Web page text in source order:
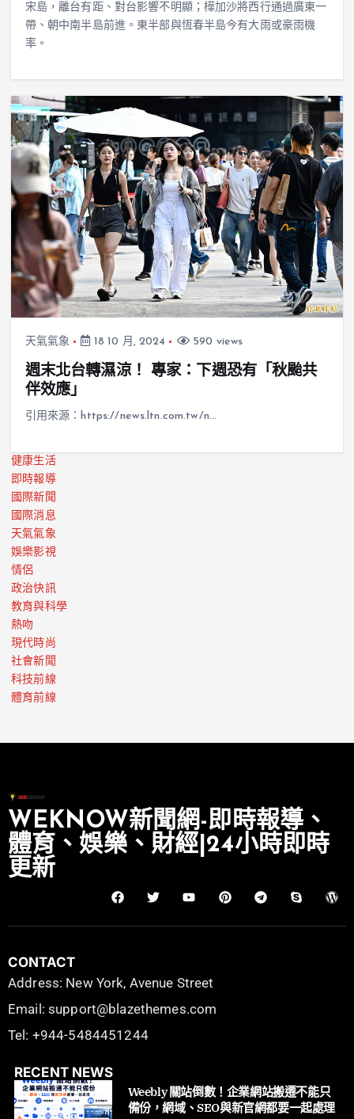
宋島，離台有距、對台影響不明顯；樺加沙將西行通過廣東一
帶、朝中南半島前進。東半部與恆春半島今有大雨或豪雨機
率。
天氣氣象 18 10 月, 2024 590 views
週末北台轉濕涼！ 專家：下週恐有「秋颱共
伴效應」
引用來源：https://news.ltn.com.tw/n…
健康生活
即時報導
國際新聞
國際消息
天氣氣象
娛樂影視
情侶
政治快訊
教育與科學
熱吻
現代時尚
社會新聞
科技前線
體育前線
WEKNOW新聞網-即時報導、
體育、娛樂、財經|24小時即時
更新
CONTACT
Address: New York, Avenue Street
Email: support@blazethemes.com
Tel: +944-5484451244
RECENT NEWS
Weebly 關站倒數！企業網站搬遷不能只
備份，網域、SEO與新官網都要一起處理